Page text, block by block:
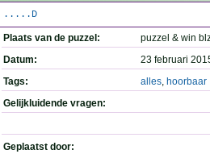
.....D
Plaats van de puzzel:
puzzel & win
Datum:
23 februari
Tags:
alles, hoorbaar
Gelijkluidende vragen:
Geplaatst door: